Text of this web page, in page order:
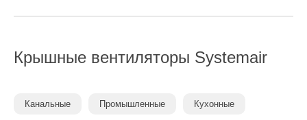
Крышные вентиляторы Systemair
Канальные Промышленные Кухонные